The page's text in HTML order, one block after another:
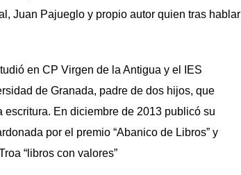
Juan Pajueglo y propio autor quien tras hablar
en CP Virgen de la Antigua y el IES
de Granada, padre de dos hijos, que
En diciembre de 2013 publicó su
por el premio “Abanico de Libros” y
“libros con valores”